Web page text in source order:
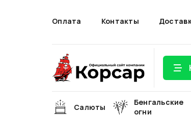
Оплата Контакты
Салюты
Бенгальские
огни